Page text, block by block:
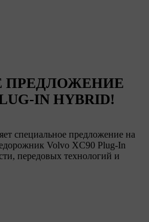
ПРЕДЛОЖЕНИЕ
IN HYBRID!
специальное предложение на
Volvo XC90 Plug-In
передовых технологий и